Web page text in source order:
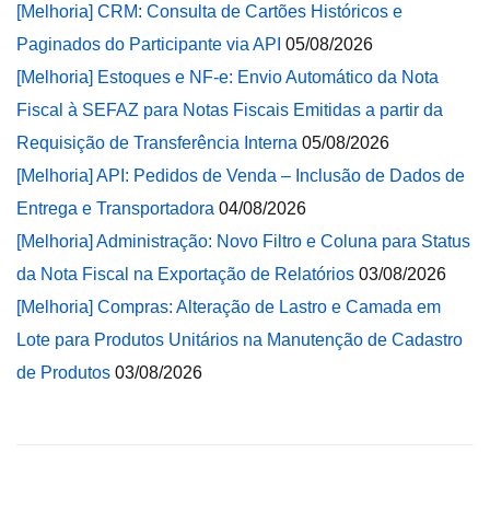
[Melhoria] CRM: Consulta de Cartões Históricos e
Paginados do Participante via API 05/08/2026
[Melhoria] Estoques e NF-e: Envio Automático da Nota
Fiscal à SEFAZ para Notas Fiscais Emitidas a partir da
Requisição de Transferência Interna 05/08/2026
[Melhoria] API: Pedidos de Venda – Inclusão de Dados de
Entrega e Transportadora 04/08/2026
[Melhoria] Administração: Novo Filtro e Coluna para Status
da Nota Fiscal na Exportação de Relatórios 03/08/2026
[Melhoria] Compras: Alteração de Lastro e Camada em
Lote para Produtos Unitários na Manutenção de Cadastro
de Produtos 03/08/2026